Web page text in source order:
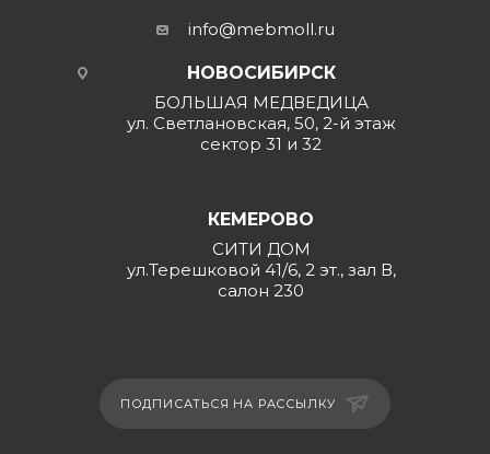
info@mebmoll.ru
НОВОСИБИРСК
БОЛЬШАЯ МЕДВЕДИЦА
ул. Светлановская, 50, 2-й этаж
сектор 31 и 32
КЕМЕРОВО
СИТИ ДОМ
ул.Терешковой 41/6, 2 эт., зал В,
салон 230
ПОДПИСАТЬСЯ НА РАССЫЛКУ